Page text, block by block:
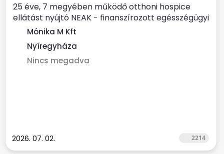
25 éve, 7 megyében működő otthoni hospice
ellátást nyújtó NEAK - finanszírozott egésszégügyi
szolgálat...
Mónika M Kft
Nyíregyháza
Nincs megadva
2026. 07. 02. 2214